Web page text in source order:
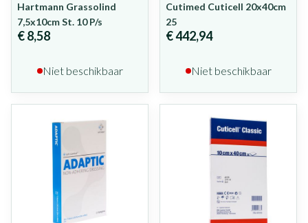
Hartmann Grassolind
7,5x10cm St. 10 P/s
€ 8,58
Niet beschikbaar
Cutimed Cuticell 20x40cm
25
€ 442,94
Niet beschikbaar